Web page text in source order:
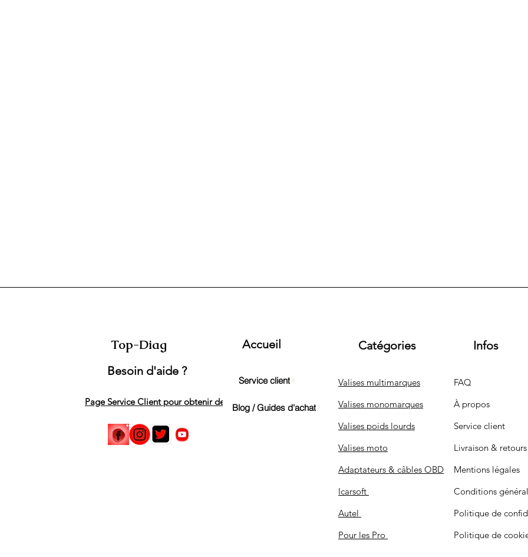
Top-Diag
Besoin d'aide ?
Page Service Client pour obtenir de l'aide
Accueil
Service client
Blog / Guides d'achat
Catégories
Valises multimarques
Valises monomarques
Valises poids lourds
Valises moto
Adaptateurs & câbles OBD
Icarsoft
Autel
Pour les Pro
Infos
FAQ
À propos
Service client
Livraison & retours
Mentions légales
Conditions
Politique de
Politique de